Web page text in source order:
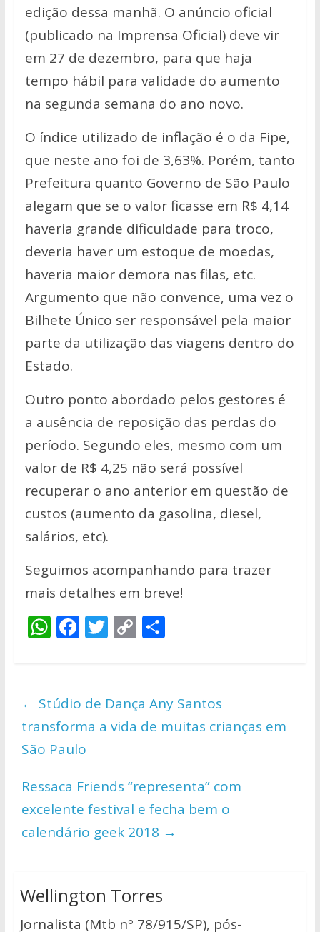
edição dessa manhã. O anúncio oficial
(publicado na Imprensa Oficial) deve vir
em 27 de dezembro, para que haja
tempo hábil para validade do aumento
na segunda semana do ano novo.
O índice utilizado de inflação é o da Fipe,
que neste ano foi de 3,63%. Porém, tanto
Prefeitura quanto Governo de São Paulo
alegam que se o valor ficasse em R$ 4,14
haveria grande dificuldade para troco,
deveria haver um estoque de moedas,
haveria maior demora nas filas, etc.
Argumento que não convence, uma vez o
Bilhete Único ser responsável pela maior
parte da utilização das viagens dentro do
Estado.
Outro ponto abordado pelos gestores é
a ausência de reposição das perdas do
período. Segundo eles, mesmo com um
valor de R$ 4,25 não será possível
recuperar o ano anterior em questão de
custos (aumento da gasolina, diesel,
salários, etc).
Seguimos acompanhando para trazer
mais detalhes em breve!
W
s
A
p
p
F
b
o
o
k
T
er
C
y
Li
n
S
e
← Stúdio de Dança Any Santos
transforma a vida de muitas crianças em
São Paulo
Ressaca Friends “representa” com
excelente festival e fecha bem o
calendário geek 2018 →
Wellington Torres
Jornalista (Mtb nº 78/915/SP), pós-